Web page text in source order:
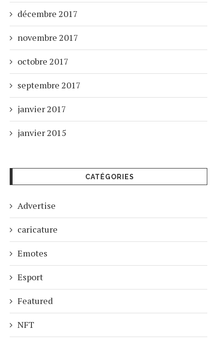
décembre 2017
novembre 2017
octobre 2017
septembre 2017
janvier 2017
janvier 2015
CATÉGORIES
Advertise
caricature
Emotes
Esport
Featured
NFT